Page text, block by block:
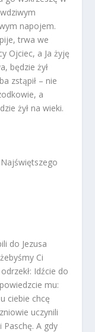
napojem.
trwa we
Ojciec, a Ja żyję
będzie żył
zstąpił – nie
a
żył na wieki.
do Jezusa
Ci
Idźcie do
mu:
ciebie chcę
uczynili
Paschę. A gdy